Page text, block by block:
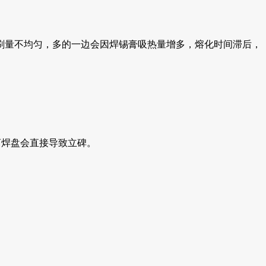
不均匀，多的一边会因焊锡膏吸热量增多，熔化时间滞后，
盘会直接导致立碑。